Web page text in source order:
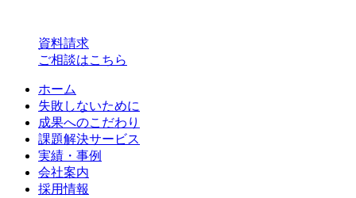
資料請求
ご相談はこちら
ホーム
失敗しないために
成果へのこだわり
課題解決サービス
実績・事例
会社案内
採用情報